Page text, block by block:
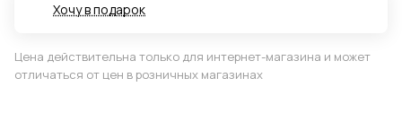
Хочу в подарок
Цена действительна только для интернет-магазина и может
отличаться от цен в розничных магазинах